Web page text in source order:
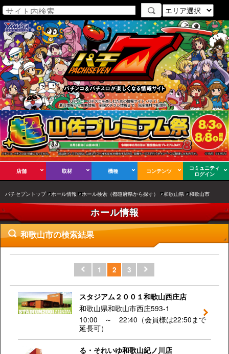
パチンコ・パチスロを楽しむための情報サイト パチ７！
新台情報から攻略情報、全国のチラシ情報まで、完全無料で配信中！
店舗 取材 機種 コンテンツ
コミュニティ
ログイン
パチセブントップ ホール情報 ホール検索（都道府県から探す） 和歌山県 和歌山市
ホール情報
和歌山市の検索結果
1 2 3
スタジアム２００１和歌山西庄店
和歌山県和歌山市西庄593-1
10:00 ～ 22:40（会員様は22:50まで
延長可）
る・それいゆ和歌山紀ノ川店